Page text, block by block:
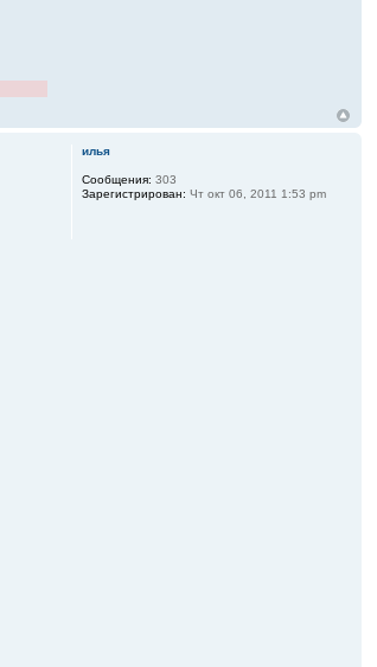
илья
Сообщения: 303
Зарегистрирован: Чт окт 06, 2011 1:53 pm